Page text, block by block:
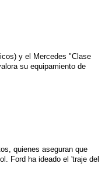
y el Mercedes "Clase
su equipamiento de
quienes aseguran que
Ford ha ideado el 'traje del